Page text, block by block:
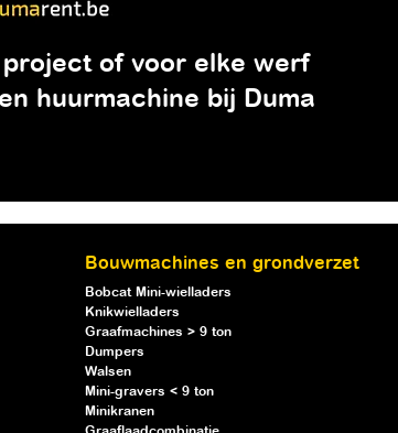
of voor elke werf
huurmachine bij Duma
Bouwmachines en grondverzet
Bobcat Mini-wielladers
Knikwielladers
Graafmachines > 9 ton
Dumpers
Walsen
Mini-gravers < 9 ton
Minikranen